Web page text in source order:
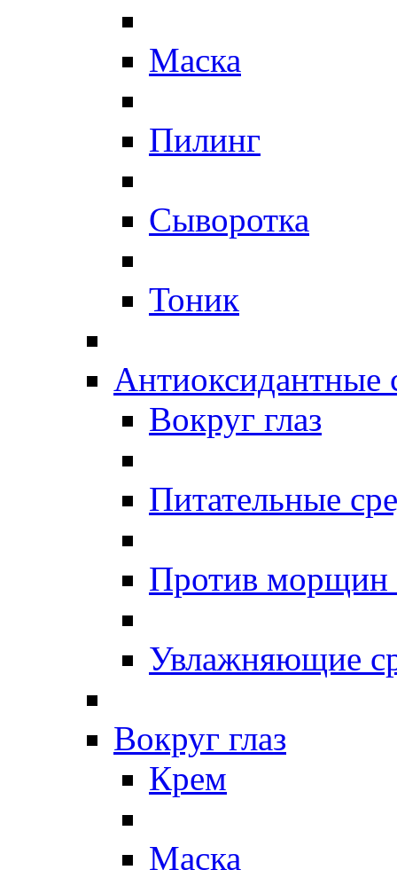
Маска
Пилинг
Сыворотка
Тоник
Антиоксидантные
Вокруг глаз
Питательные
Против
Увлажняющие
Вокруг глаз
Крем
Маска